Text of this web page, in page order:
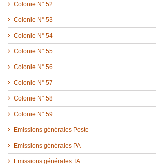
Colonie N° 52
Colonie N° 53
Colonie N° 54
Colonie N° 55
Colonie N° 56
Colonie N° 57
Colonie N° 58
Colonie N° 59
Emissions générales Poste
Emissions générales PA
Emissions générales TA